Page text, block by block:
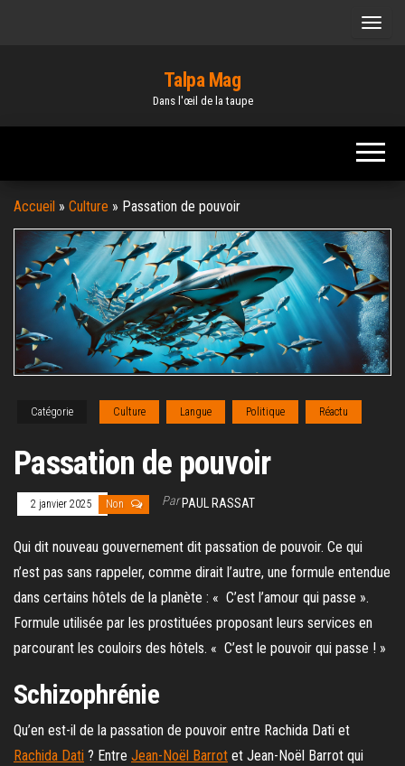
Talpa Mag
Dans l'œil de la taupe
Accueil » Culture » Passation de pouvoir
Catégorie Culture Langue Politique Réactu
Passation de pouvoir
2 janvier 2025 Non ParPAUL RASSAT
Qui dit nouveau gouvernement dit passation de pouvoir. Ce qui
n’est pas sans rappeler, comme dirait l’autre, une formule entendue
dans certains hôtels de la planète : « C’est l’amour qui passe ».
Formule utilisée par les prostituées proposant leurs services en
parcourant les couloirs des hôtels. « C’est le pouvoir qui passe ! »
Schizophrénie
Qu’en est-il de la passation de pouvoir entre Rachida Dati et
Rachida Dati ? Entre Jean-Noël Barrot et Jean-Noël Barrot qui